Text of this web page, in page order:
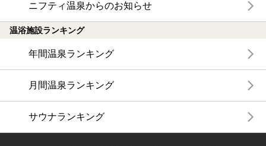
ニフティ温泉からのお知らせ
温浴施設ランキング
年間温泉ランキング
月間温泉ランキング
サウナランキング